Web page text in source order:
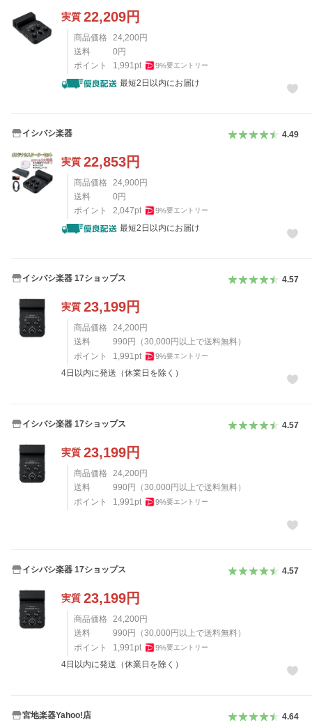
実質 22,209円
商品価格 24,200 円
送料
0 円
ポイント
1,991pt 9%要エントリー
最短2日以内にお届け
イシバシ楽器 4.49
実質 22,853円
商品価格 24,900 円
送料
0 円
ポイント
2,047pt 9%要エントリー
最短2日以内にお届け
イシバシ楽器 17ショップス 4.57
実質 23,199円
商品価格 24,200 円
送料
990 円 （30,000 円以上で送料無料）
ポイント
1,991pt 9%要エントリー
4日以内に発送（休業日を除く）
イシバシ楽器 17ショップス 4.57
実質 23,199円
商品価格 24,200 円
送料
990 円 （30,000 円以上で送料無料）
ポイント
1,991pt 9%要エントリー
イシバシ楽器 17ショップス 4.57
実質 23,199円
商品価格 24,200 円
送料
990 円 （30,000 円以上で送料無料）
ポイント
1,991pt 9%要エントリー
4日以内に発送（休業日を除く）
宮地楽器Yahoo!店 4.64